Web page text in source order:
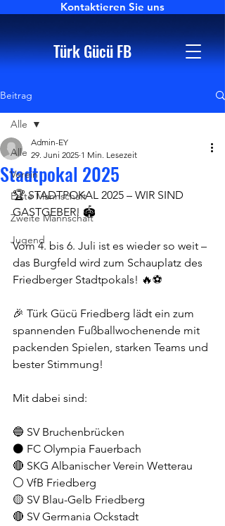
Türk Gücü FB
Kontaktieren Sie uns
Beitrag
Alle
Verein
Erste Mannschaft
Zweite Mannschaft
Jugend
Alle
Stadtpokal 2025
Admin-EY
29. Juni 2025 1 Min. Lesezeit
🏆 STADTPOKAL 2025 – WIR SIND
GASTGEBER! 🏟️
Vom 4. bis 6. Juli ist es wieder so weit –
das Burgfeld wird zum Schauplatz des
Friedberger Stadtpokals! 🔥⚽
🎉 Türk Gücü Friedberg lädt ein zum
spannenden Fußballwochenende mit
packenden Spielen, starken Teams und
bester Stimmung!
Mit dabei sind:
🔵 SV Bruchenbrücken
⚫ FC Olympia Fauerbach
🔴 SKG Albanischer Verein Wetterau
⚪ VfB Friedberg
🟡 SV Blau-Gelb Friedberg
🔴 SV Germania Ockstadt